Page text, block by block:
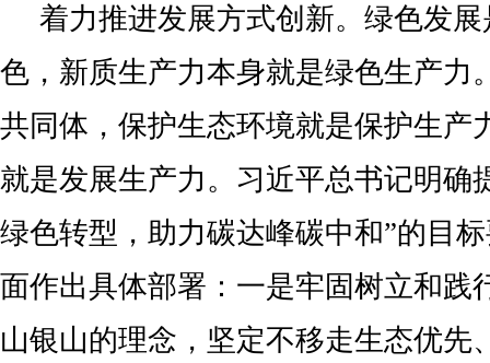
着力推进发展方式创新。绿色发
色，新质生产力本身就是绿色生产力
共同体，保护生态环境就是保护生产
就是发展生产力。习近平总书记明确
绿色转型，助力碳达峰碳中和”的目
面作出具体部署：一是牢固树立和践
山银山的理念，坚定不移走生态优先